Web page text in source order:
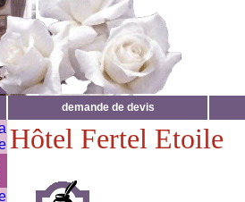
demande de devis
Hôtel Fertel Etoile